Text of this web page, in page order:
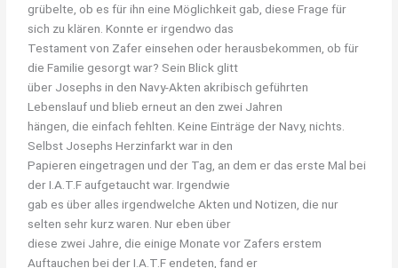
grübelte, ob es für ihn eine Möglichkeit gab, diese Frage für
sich zu klären. Konnte er irgendwo das
Testament von Zafer einsehen oder herausbekommen, ob für
die Familie gesorgt war? Sein Blick glitt
über Josephs in den Navy-Akten akribisch geführten
Lebenslauf und blieb erneut an den zwei Jahren
hängen, die einfach fehlten. Keine Einträge der Navy, nichts.
Selbst Josephs Herzinfarkt war in den
Papieren eingetragen und der Tag, an dem er das erste Mal bei
der I.A.T.F aufgetaucht war. Irgendwie
gab es über alles irgendwelche Akten und Notizen, die nur
selten sehr kurz waren. Nur eben über
diese zwei Jahre, die einige Monate vor Zafers erstem
Auftauchen bei der I.A.T.F endeten, fand er